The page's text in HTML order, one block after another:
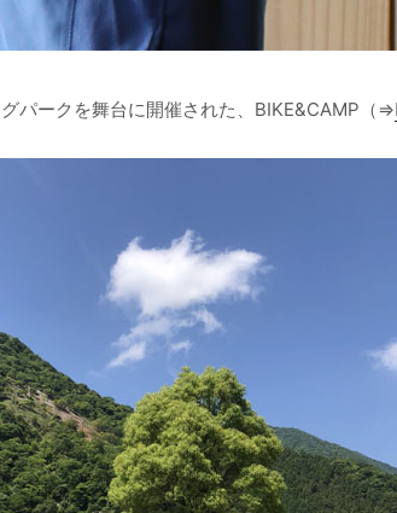
パークを舞台に開催された、BIKE&CAMP（⇒